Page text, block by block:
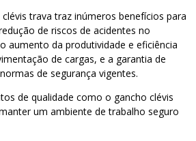
trava traz inúmeros benefícios para
de riscos de acidentes no
aumento da produtividade e eficiência
de cargas, e a garantia de
de segurança vigentes.
de qualidade como o gancho clévis
um ambiente de trabalho seguro